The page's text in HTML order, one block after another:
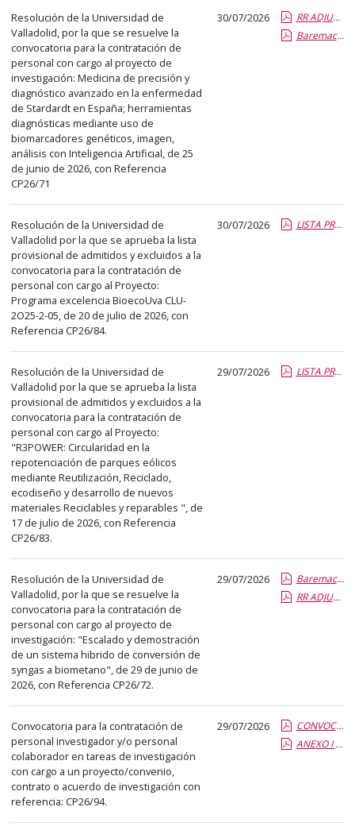
el
título
del
anuncio,
en
la
segunda
columna
la
fecha
de
publicación,
en
la
última
columna
el
enlace
que
abre
un
PDF
con
el
detalle
del
anuncio
completo.
Resolución de la Universidad de
Valladolid, por la que se resuelve la
convocatoria para la contratación de
personal con cargo al proyecto de
investigación: Medicina de precisión y
diagnóstico avanzado en la enfermedad
de Stardardt en España; herramientas
diagnósticas mediante uso de
biomarcadores genéticos, imagen,
análisis con Inteligencia Artificial, de 25
de junio de 2026, con Referencia
CP26/71
30/07/2026
RR ADJUDICACIÓN CP26-71.pdf.pdf
Baremacio-n y propuesta COMISIO-N SELECCION CP26-71.report.pdf.pdf
Resolución de la Universidad de
Valladolid por la que se aprueba la lista
provisional de admitidos y excluidos a la
convocatoria para la contratación de
personal con cargo al Proyecto:
Programa excelencia BioecoUva CLU-
2O25-2-05, de 20 de julio de 2026, con
Referencia CP26/84.
30/07/2026 LISTA PROVISIONAL ADMT Y EXCL CP26-84.pdf.pdf
Resolución de la Universidad de
Valladolid por la que se aprueba la lista
provisional de admitidos y excluidos a la
convocatoria para la contratación de
personal con cargo al Proyecto:
"R3POWER: Circularidad en la
repotenciación de parques eólicos
mediante Reutilización, Reciclado,
ecodiseño y desarrollo de nuevos
materiales Reciclables y reparables ", de
17 de julio de 2026, con Referencia
CP26/83.
29/07/2026 LISTA PROVISIONAL ADMT Y EXCL 26-83.pdf.pdf
Resolución de la Universidad de
Valladolid, por la que se resuelve la
convocatoria para la contratación de
personal con cargo al proyecto de
investigación: "Escalado y demostración
de un sistema hibrido de conversión de
syngas a biometano", de 29 de junio de
2026, con Referencia CP26/72.
29/07/2026
Baremacion y propuesta COMISION SELECCION CP26-72.report.pdf.pdf
RR ADJUDICACIÓN CP26-72.pdf.pdf
Convocatoria para la contratación de
personal investigador y/o personal
colaborador en tareas de investigación
con cargo a un proyecto/convenio,
contrato o acuerdo de investigación con
referencia: CP26/94.
29/07/2026
CONVOCATORIA CP26-94.pdf.pdf
ANEXO I CP26-94.report.pdf.pdf